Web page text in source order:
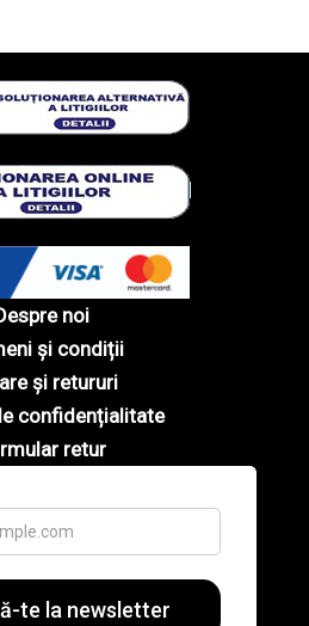
noi
și condiții
și retururi
confidențialitate
retur